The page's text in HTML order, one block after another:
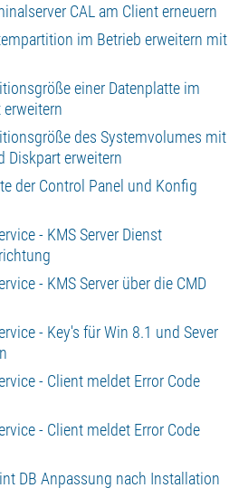
CAL am Client erneuern
im Betrieb erweitern mit
einer Datenplatte im
des Systemvolumes mit
Diskpart erweitern
der Control Panel und Konfig
- KMS Server Dienst
- KMS Server über die CMD
- Key's für Win 8.1 und Sever
- Client meldet Error Code
- Client meldet Error Code
DB Anpassung nach Installation